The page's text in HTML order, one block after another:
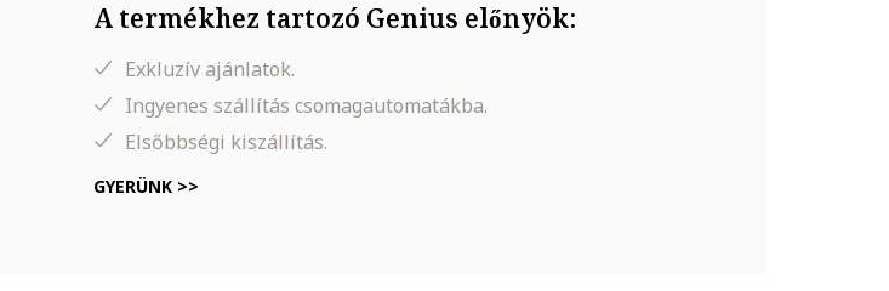
A termékhez tartozó Genius előnyök:
Exkluzív ajánlatok.
Ingyenes szállítás csomagautomatákba.
Elsőbbségi kiszállítás.
GYERÜNK >>